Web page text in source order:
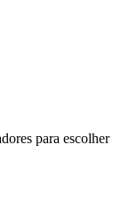
para escolher